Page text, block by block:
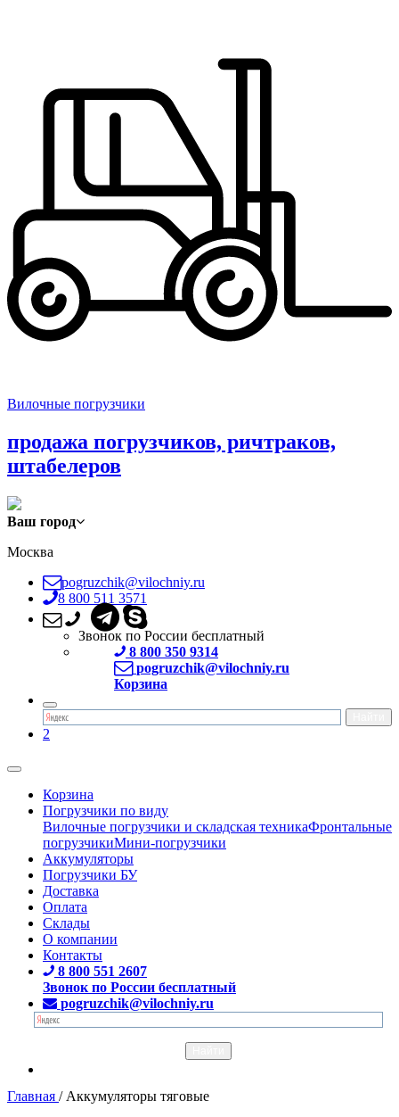
Вилочные погрузчики
продажа погрузчиков, ричтраков,
штабелеров
Ваш город
Москва
pogruzchik@vilochniy.ru
8 800 511 3571
Звонок по России бесплатный
8 800 350 9314
pogruzchik@vilochniy.ru
Корзина
2
Корзина
Погрузчики по виду
Вилочные погрузчики и складская техникаФронтальные
погрузчикиМини-погрузчики
Аккумуляторы
Погрузчики БУ
Доставка
Оплата
Склады
О компании
Контакты
8 800 551 2607
Звонок по России бесплатный
pogruzchik@vilochniy.ru
Главная / Аккумуляторы тяговые